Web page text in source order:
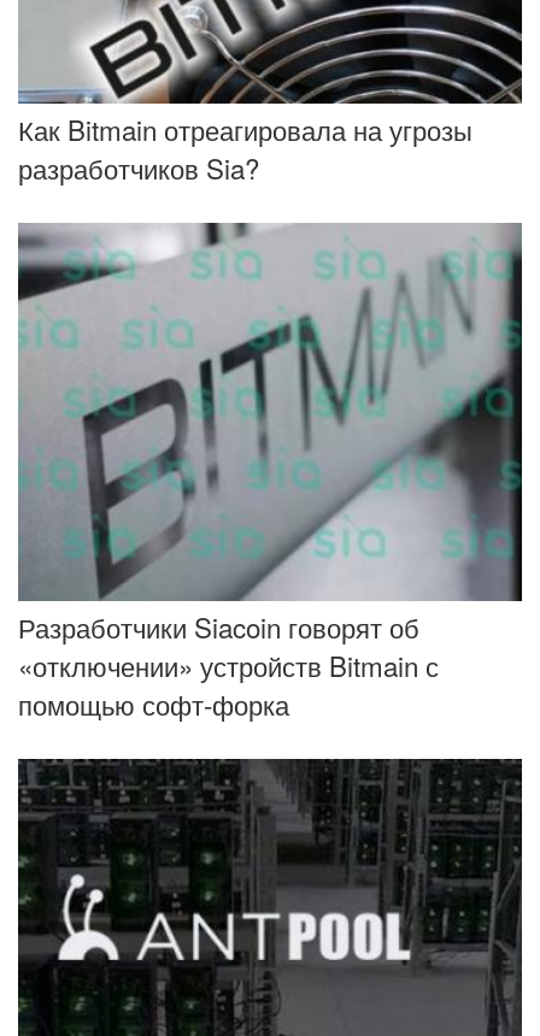
Как Bitmain отреагировала на угрозы
разработчиков Sia?
Разработчики Siacoin говорят об
«отключении» устройств Bitmain с
помощью софт-форка